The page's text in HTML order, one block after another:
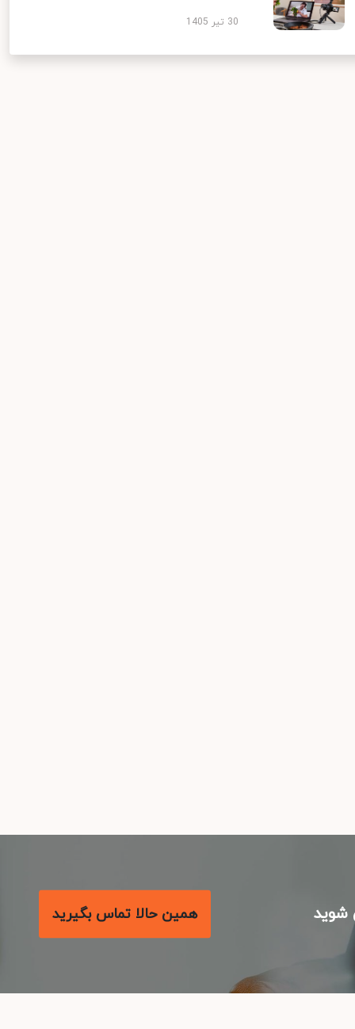
30 تیر 1405
همین حالا تماس بگیرید